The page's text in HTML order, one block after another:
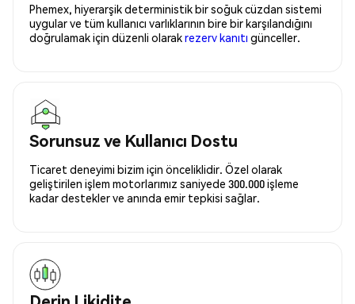
Phemex, hiyerarşik deterministik bir soğuk cüzdan sistemi
uygular ve tüm kullanıcı varlıklarının bire bir karşılandığını
doğrulamak için düzenli olarakrezerv kanıtı günceller.
Sorunsuz ve Kullanıcı Dostu
Ticaret deneyimi bizim için önceliklidir. Özel olarak
geliştirilen işlem motorlarımız saniyede 300.000 işleme
kadar destekler ve anında emir tepkisi sağlar.